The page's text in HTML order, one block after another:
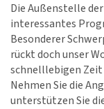
Die Außenstelle
interessantes
Besonderer
rückt doch unser
schnelllebigen
Nehmen Sie die
unterstützen Sie